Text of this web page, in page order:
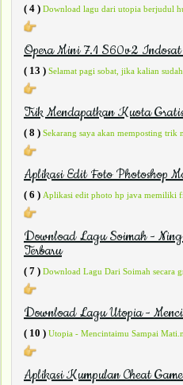
( 4 ) Download lagu dari utopia berjudul
Opera Mini 7.1 S60v2 Indosat
( 13 ) Selamat pagi sobat, jika kalian
Trik Mendapatkan Kuota
( 8 ) Sekarang saya akan memposting trik
Aplikasi Edit Foto Photoshop
( 6 ) Aplikasi edit photo hp java memiliki
Download Lagu Soimah -
Terbaru
( 7 ) Download Lagu Dari Soimah secara
Download Lagu Utopia -
( 10 ) Utopia - Mencintaimu Sampai
Aplikasi Kumpulan Cheat